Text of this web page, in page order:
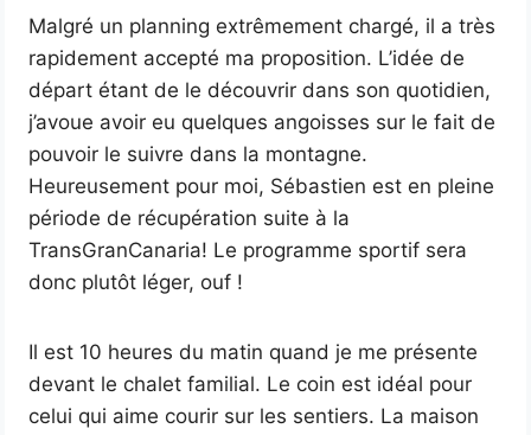
Malgré un planning extrêmement chargé, il a très
rapidement accepté ma proposition. L’idée de
départ étant de le découvrir dans son quotidien,
j’avoue avoir eu quelques angoisses sur le fait de
pouvoir le suivre dans la montagne.
Heureusement pour moi, Sébastien est en pleine
période de récupération suite à la
TransGranCanaria! Le programme sportif sera
donc plutôt léger, ouf !
Il est 10 heures du matin quand je me présente
devant le chalet familial. Le coin est idéal pour
celui qui aime courir sur les sentiers. La maison